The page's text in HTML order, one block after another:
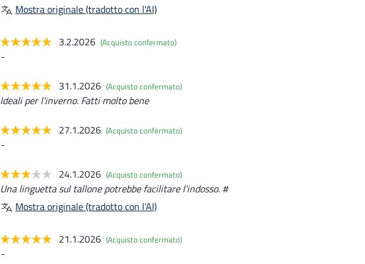
Mostra originale (tradotto con l'AI)
3.2.2026 (Acquisto confermato)
-
31.1.2026 (Acquisto confermato)
Ideali per l'inverno. Fatti molto bene
27.1.2026 (Acquisto confermato)
-
24.1.2026 (Acquisto confermato)
Una linguetta sul tallone potrebbe facilitare l'indosso. #
Mostra originale (tradotto con l'AI)
21.1.2026 (Acquisto confermato)
-